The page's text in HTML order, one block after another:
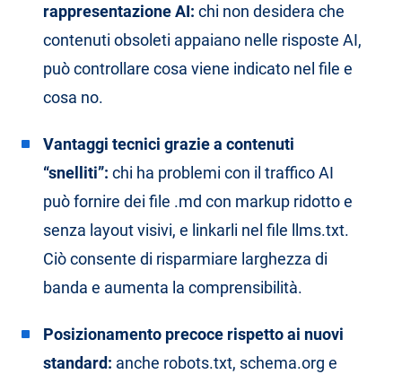
rappresentazione AI: chi non desidera che
contenuti obsoleti appaiano nelle risposte AI,
può controllare cosa viene indicato nel file e
cosa no.
Vantaggi tecnici grazie a contenuti
“snelliti”: chi ha problemi con il traffico AI
può fornire dei file .md con markup ridotto e
senza layout visivi, e linkarli nel file llms.txt.
Ciò consente di risparmiare larghezza di
banda e aumenta la comprensibilità.
Posizionamento precoce rispetto ai nuovi
standard: anche robots.txt, schema.org e